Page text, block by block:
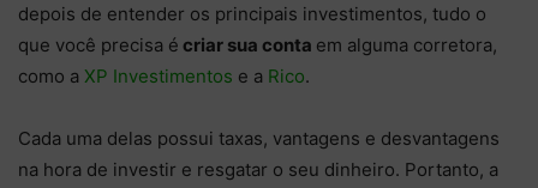
depois de entender os principais investimentos, tudo o
que você precisa é criar sua conta em alguma corretora,
como a XP Investimentos e a Rico.
Cada uma delas possui taxas, vantagens e desvantagens
na hora de investir e resgatar o seu dinheiro. Portanto, a